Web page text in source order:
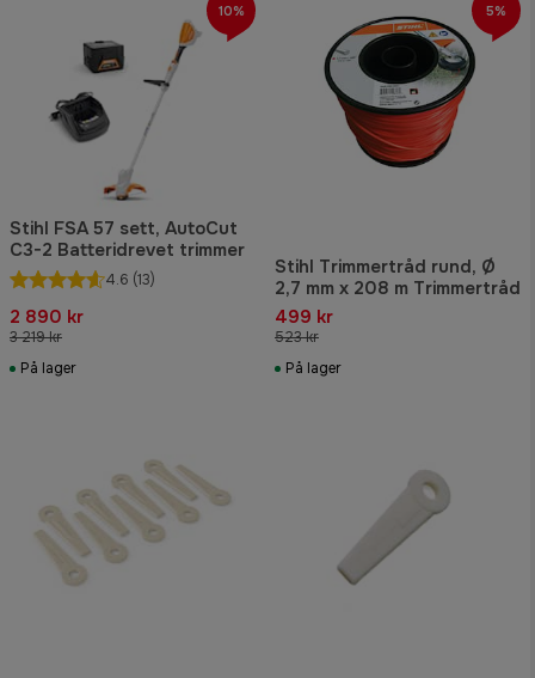
Stihl FSA 57 sett, AutoCut
C3-2 Batteridrevet trimmer
4.6 (13)
2 890 kr
3 219 kr
På lager
10%
Stihl Trimmertråd rund, Ø
2,7 mm x 208 m Trimmertråd
499 kr
523 kr
På lager
5%